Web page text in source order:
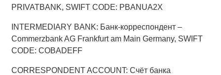
PRIVATBANK, SWIFT CODE: PBANUA2X
INTERMEDIARY BANK: Банк-корреспондент –
Commerzbank AG Frankfurt am Main Germany, SWIFT
CODE: COBADEFF
CORRESPONDENT ACCOUNT: Счёт банка